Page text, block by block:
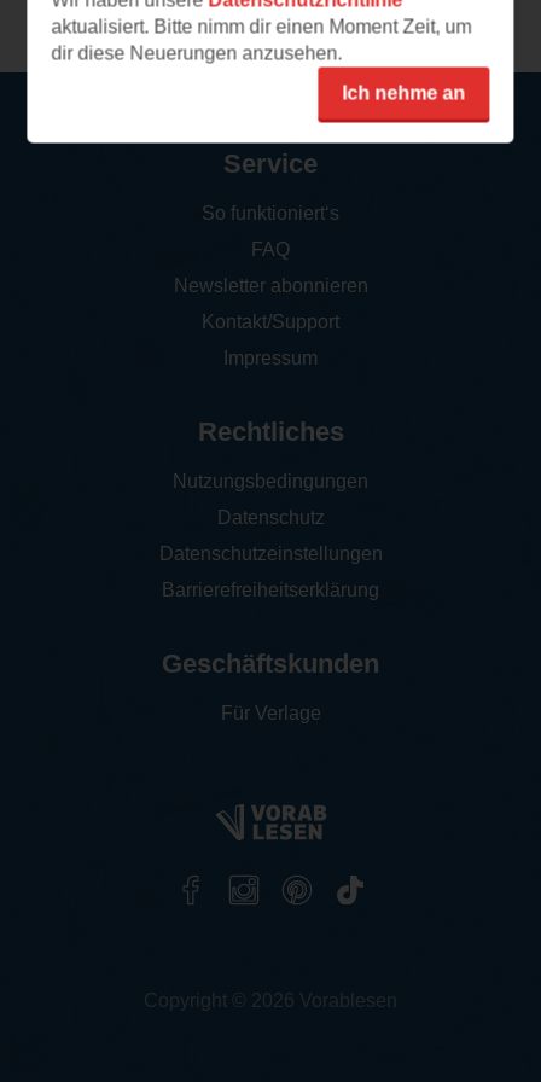
aktualisiert. Bitte nimm dir einen Moment Zeit, um
dir diese Neuerungen anzusehen.
Ich nehme an
Service
So funktioniert‘s
FAQ
Newsletter abonnieren
Kontakt/Support
Impressum
Rechtliches
Nutzungsbedingungen
Datenschutz
Datenschutzeinstellungen
Barrierefreiheitserklärung
Geschäftskunden
Für Verlage
Copyright © 2026 Vorablesen